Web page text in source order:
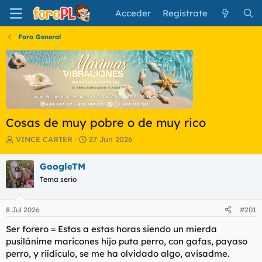
Acceder Regístrate
Foro General
Cosas de muy pobre o de muy rico
I
i
c
i
a
d
o
d
e
l
VINCE CARTER
F
e
c
i
27 Jun 2026
GoogleTM
Tema serio
8 Jul 2026 #201
Ser forero = Estas a estas horas siendo un mierda
pusilánime maricones hijo puta perro, con gafas, payaso
perro, y riídículo, se me ha olvidado algo, avisadme.